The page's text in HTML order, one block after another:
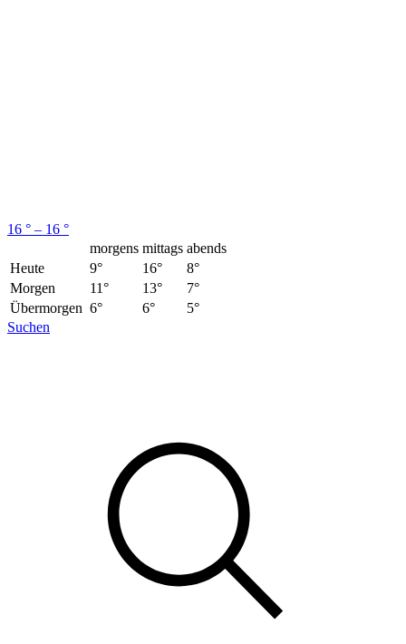
16 ° – 16 °
morgens mittags abends
Heute
9° 16°
8°
Morgen
11° 13°
7°
Übermorgen 6° 6°
5°
Suchen